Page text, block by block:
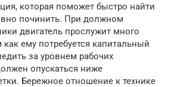
которая поможет быстро найти
починить. При должном
двигатель прослужит много
ему потребуется капитальный
за уровнем рабочих
опускаться ниже
Бережное отношение к технике